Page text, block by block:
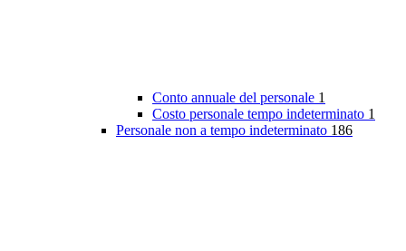
Conto annuale del personale 1
Costo personale tempo indeterminato 1
Personale non a tempo indeterminato 186